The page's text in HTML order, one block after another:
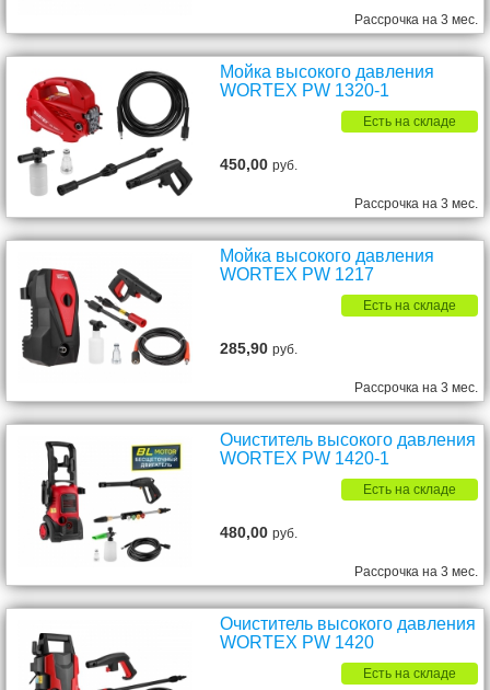
Рассрочка на 3 мес.
Мойка высокого давления
WORTEX PW 1320-1
Есть на складе
450,00руб.
Рассрочка на 3 мес.
Мойка высокого давления
WORTEX PW 1217
Есть на складе
285,90руб.
Рассрочка на 3 мес.
Очиститель высокого давления
WORTEX PW 1420-1
Есть на складе
480,00руб.
Рассрочка на 3 мес.
Очиститель высокого давления
WORTEX PW 1420
Есть на складе